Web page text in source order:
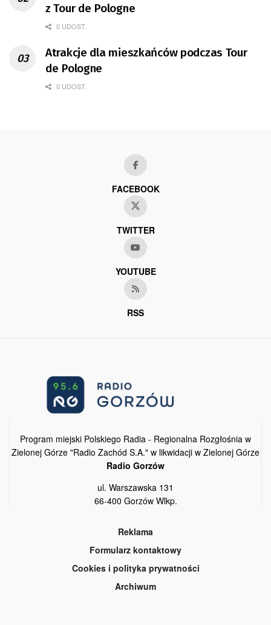
z Tour de Pologne
0 UDOST.
Atrakcje dla mieszkańców podczas Tour
de Pologne
0 UDOST.
FACEBOOK
TWITTER
YOUTUBE
RSS
Program miejski Polskiego Radia - Regionalna Rozgłośnia w
Zielonej Górze "Radio Zachód S.A." w likwidacji w Zielonej Górze
Radio Gorzów
ul. Warszawska 131
66-400 Gorzów Wlkp.
Reklama
Formularz kontaktowy
Cookies i polityka prywatności
Archiwum